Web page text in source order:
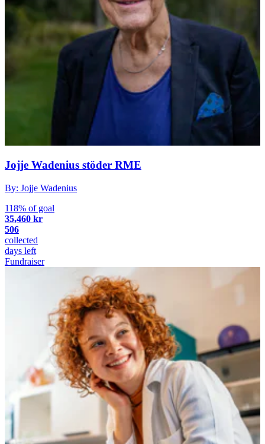
Jojje Wadenius stöder RME
By: Jojje Wadenius
118% of goal
35,460 kr
506
collected
days left
Fundraiser